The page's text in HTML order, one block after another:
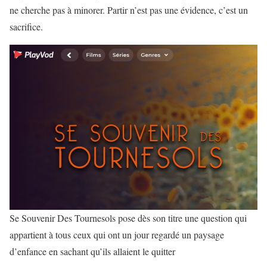
ne cherche pas à minorer. Partir n’est pas une évidence, c’est un
sacrifice.
Se Souvenir Des Tournesols pose dès son titre une question qui
appartient à tous ceux qui ont un jour regardé un paysage
d’enfance en sachant qu’ils allaient le quitter